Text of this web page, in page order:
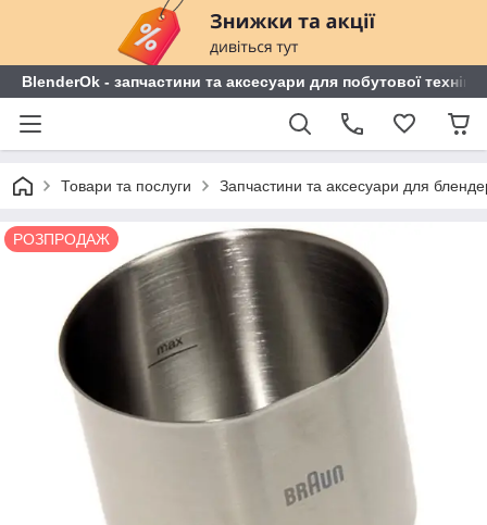
BlenderOk - запчастини та аксесуари для побутової техніки
Товари та послуги Запчастини та аксесуари для
РОЗПРОДАЖ